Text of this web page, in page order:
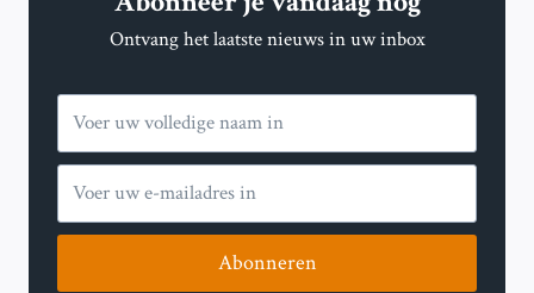
Ontvang het laatste nieuws in uw inbox
Abonneren